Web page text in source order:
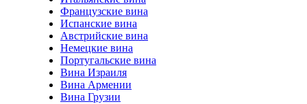
Французские вина
Испанские вина
Австрийские вина
Немецкие вина
Португальские вина
Вина Израиля
Вина Армении
Вина Грузии